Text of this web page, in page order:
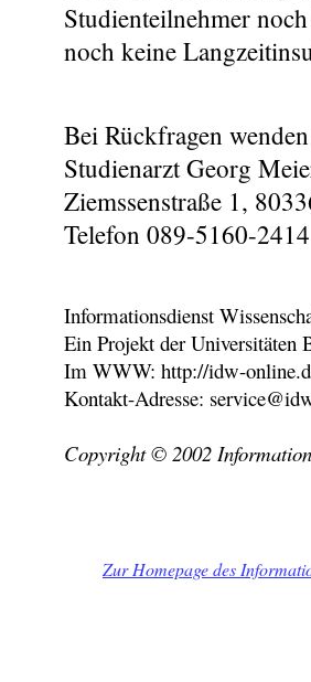
Studienteilnehmer
noch keine
Bei Rückfragen
Studienarzt Georg
Ziemssenstraße 1,
Telefon 089-5160-
Informationsdienst
Ein Projekt der Universitäten
Im WWW: http://idw-
Kontakt-Adresse:
Copyright © 2002
Zur Homepage des